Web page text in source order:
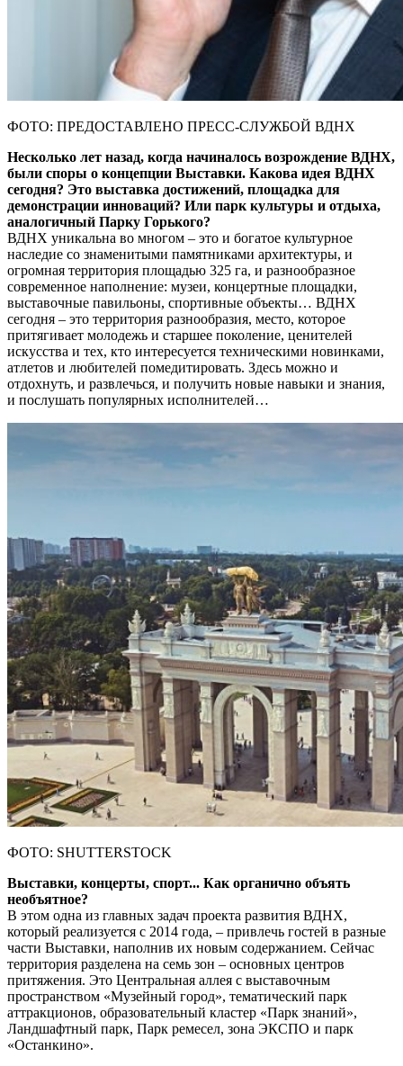
ФОТО: ПРЕДОСТАВЛЕНО ПРЕСС-СЛУЖБОЙ ВДНХ
Несколько лет назад, когда начиналось возрождение ВДНХ,
были споры о концепции Выставки. Какова идея ВДНХ
сегодня? Это выставка достижений, площадка для
демонстрации инноваций? Или парк культуры и отдыха,
аналогичный Парку Горького?
ВДНХ уникальна во многом – это и богатое культурное
наследие со знаменитыми памятниками архитектуры, и
огромная территория площадью 325 га, и разнообразное
современное наполнение: музеи, концертные площадки,
выставочные павильоны, спортивные объекты… ВДНХ
сегодня – это территория разнообразия, место, которое
притягивает молодежь и старшее поколение, ценителей
искусства и тех, кто интересуется техническими новинками,
атлетов и любителей помедитировать. Здесь можно и
отдохнуть, и развлечься, и получить новые навыки и знания,
и послушать популярных исполнителей…
ФОТО: SHUTTERSTOCK
Выставки, концерты, спорт... Как органично объять
необъятное?
В этом одна из главных задач проекта развития ВДНХ,
который реализуется с 2014 года, – привлечь гостей в разные
части Выставки, наполнив их новым содержанием. Сейчас
территория разделена на семь зон – основных центров
притяжения. Это Центральная аллея с выставочным
пространством «Музейный город», тематический парк
аттракционов, образовательный кластер «Парк знаний»,
Ландшафтный парк, Парк ремесел, зона ЭКСПО и парк
«Останкино».